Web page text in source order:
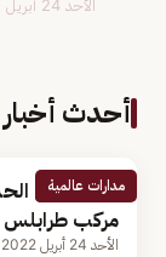
الأحد 24 أبريل 2022
أحدث
مدارات عالمية
لبنان يعلن
مركب طرابلس
الأحد 24 أبريل 2022